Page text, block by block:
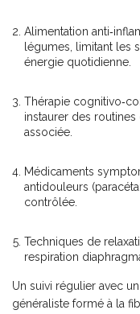
Alimentation
légumes, limitant les
énergie quotidienne.
Thérapie
instaurer des routines
associée.
Médicaments
antidouleurs
contrôlée.
Techniques de
respiration
Un suivi régulier avec
généraliste formé à la